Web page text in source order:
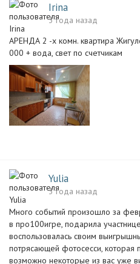
Irina
3 года назад
АРЕНДА 2 -х комн. квартира
000 + вода, свет по счетчикам
Yulia
3 года назад
Много событий произошло за
в про100игре, подарила
воспользовалась своим
потрясающей фотосесси, которая
возможно некоторые из вас уже